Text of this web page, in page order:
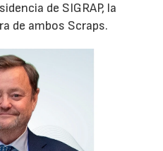
de SIGRAP, la
de ambos Scraps.